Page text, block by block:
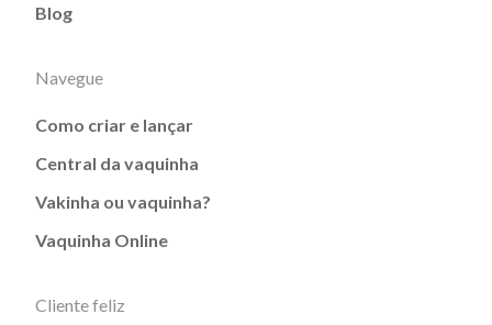
Blog
Navegue
Como criar e lançar
Central da vaquinha
Vakinha ou vaquinha?
Vaquinha Online
Cliente feliz